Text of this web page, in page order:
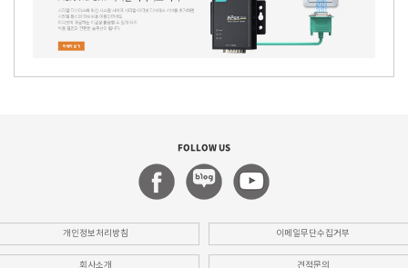
FOLLOW US
개인정보처리방침 이메일무단수집거부
회사소개 견적문의